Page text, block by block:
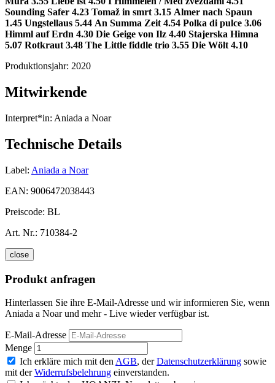
Sounding Safer 4.23 Tomaž in smrt 3.15 Almer nach Spaun
1.45 Ungstellaus 5.44 An Summa Zeit 4.54 Polka di pulce 3.06
Himml auf Erdn 4.30 Die Geige von Ilz 4.40 Stajerska Himna
5.07 Rotkraut 3.48 The Little fiddle trio 3.55 Die Wölt 4.10
Produktionsjahr: 2020
Mitwirkende
Interpret*in: Aniada a Noar
Technische Details
Label: Aniada a Noar
EAN: 9006472038443
Preiscode: BL
Art. Nr.: 710384-2
close
Produkt anfragen
Hinterlassen Sie ihre E-Mail-Adresse und wir informieren Sie, wenn
Aniada a Noar und mehr - Live wieder verfügbar ist.
E-Mail-Adresse
Menge
Ich erkläre mich mit den AGB, derDatenschutzerklärung sowie
mit derWiderrufsbelehrung einverstanden.